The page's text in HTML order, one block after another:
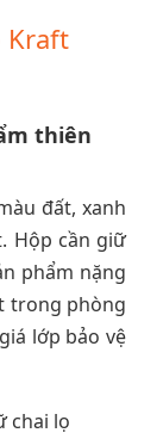
Kraft
thiên
đất, xanh
Hộp cần giữ
phẩm nặng
trong phòng
lớp bảo vệ
chai lọ